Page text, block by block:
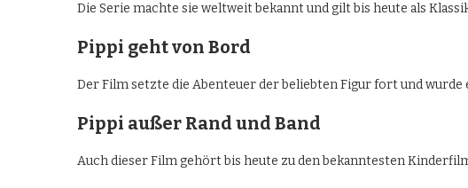
Die Serie machte sie weltweit bekannt und gilt bis heute als
Pippi geht von Bord
Der Film setzte die Abenteuer der beliebten Figur fort und
Pippi außer Rand und Band
Auch dieser Film gehört bis heute zu den bekanntesten